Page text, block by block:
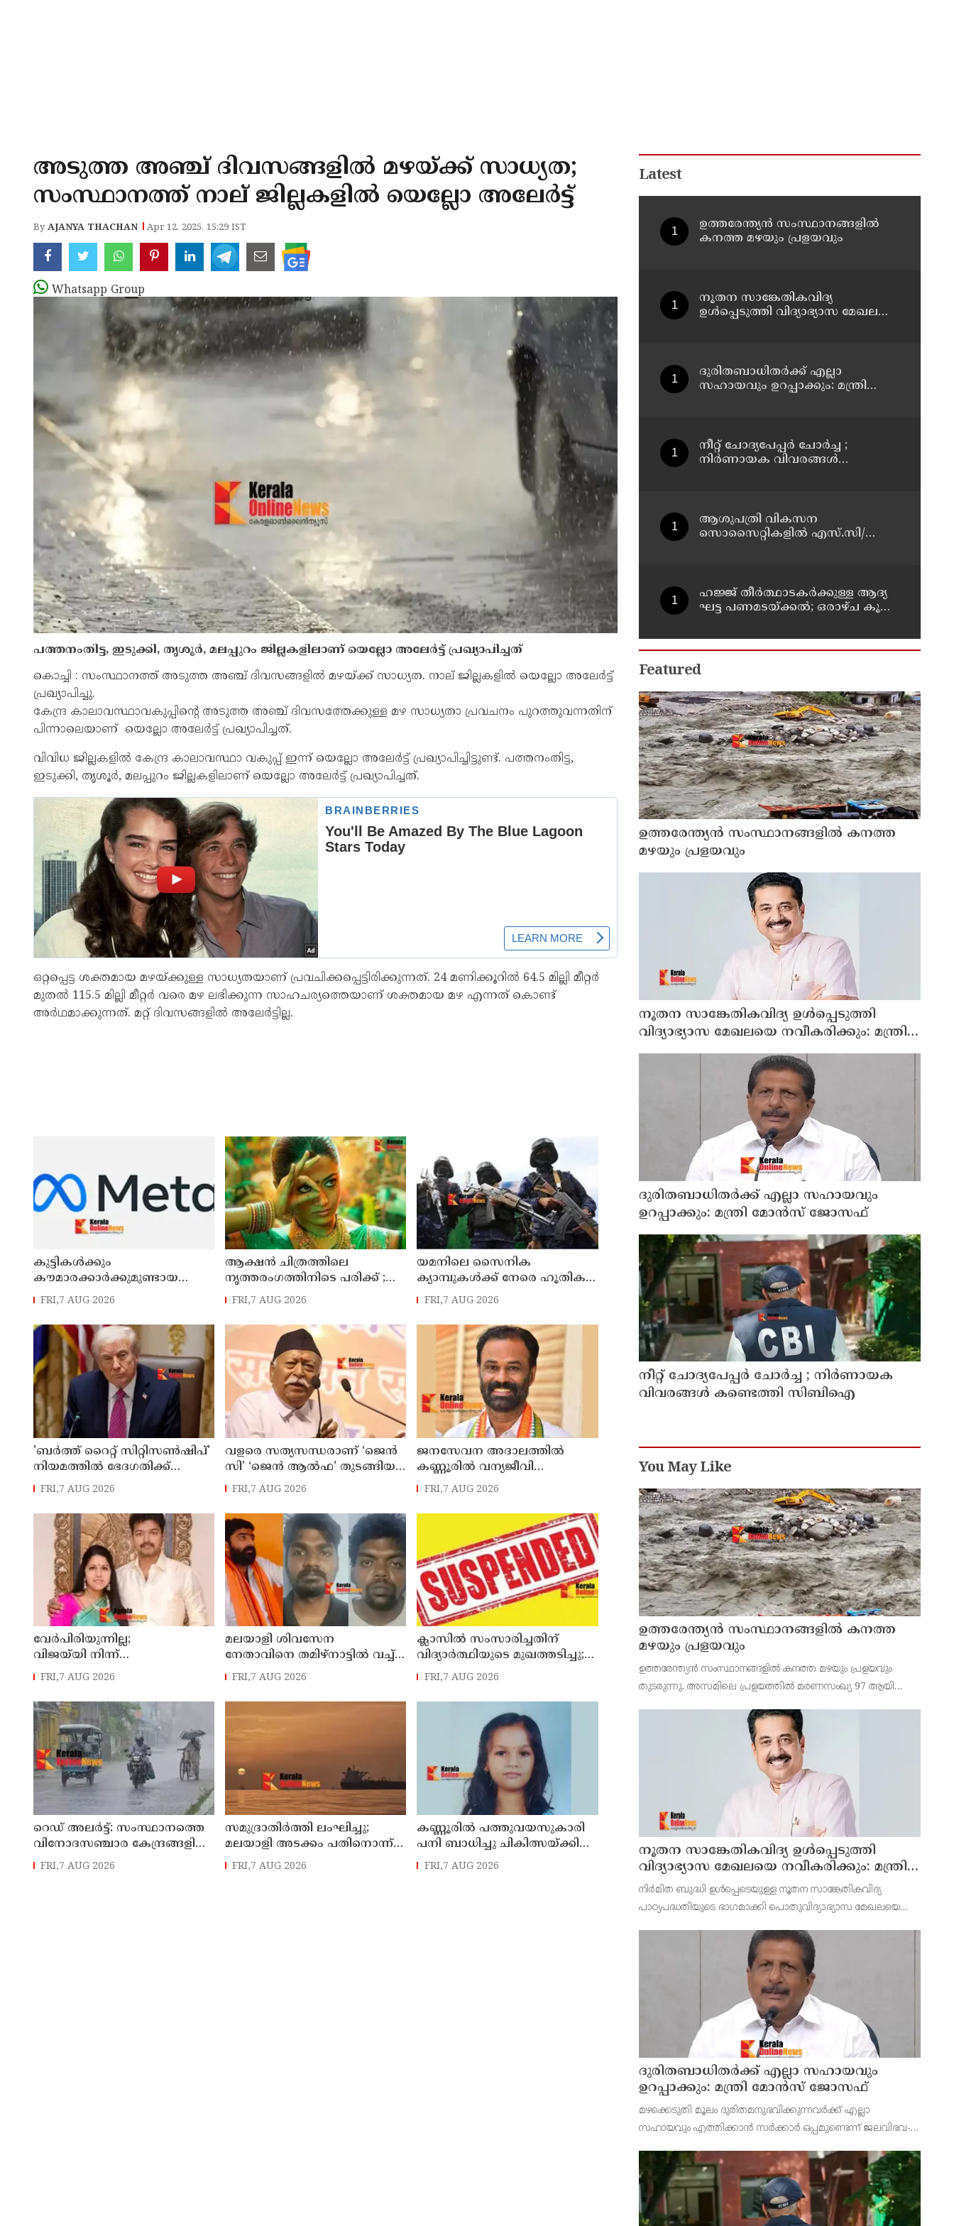
അടുത്ത അഞ്ച് ദിവസങ്ങളിൽ മഴയ്ക്ക് സാധ്യത;
സംസ്ഥാനത്ത് നാല് ജില്ലകളിൽ യെല്ലോ അലേർട്ട്
ByAJANYA THACHAN Apr 12, 2025, 15:29 IST
Whatsapp Group
പത്തനംതിട്ട, ഇടുക്കി, തൃശൂര്‍, മലപ്പുറം ജില്ലകളിലാണ് യെല്ലോ അലേർട്ട് പ്രഖ്യാപിച്ചത്
കൊച്ചി : സംസ്ഥാനത്ത് അടുത്ത അഞ്ച് ദിവസങ്ങളിൽ മഴയ്ക്ക് സാധ്യത. നാല് ജില്ലകളിൽ യെല്ലോ അലേർട്ട്
പ്രഖ്യാപിച്ചു.
കേന്ദ്ര കാലാവസ്ഥാവകുപ്പിന്റെ അടുത്ത അഞ്ച് ദിവസത്തേക്കുള്ള മഴ സാധ്യതാ പ്രവചനം പുറത്തുവന്നതിന്
പിന്നാലെയാണ് യെല്ലോ അലേർട്ട് പ്രഖ്യാപിച്ചത്.
വിവിധ ജില്ലകളില്‍ കേന്ദ്ര കാലാവസ്ഥാ വകുപ്പ് ഇന്ന് യെല്ലോ അലേര്‍ട്ട് പ്രഖ്യാപിച്ചിട്ടുണ്ട്. പത്തനംതിട്ട,
ഇടുക്കി, തൃശൂര്‍, മലപ്പുറം ജില്ലകളിലാണ് യെല്ലോ അലേർട്ട് പ്രഖ്യാപിച്ചത്.
ഒറ്റപ്പെട്ട ശക്തമായ മഴയ്ക്കുള്ള സാധ്യതയാണ് പ്രവചിക്കപ്പെട്ടിരിക്കുന്നത്. 24 മണിക്കൂറില്‍ 64.5 മില്ലി മീറ്റര്‍
മുതല്‍ 115.5 മില്ലി മീറ്റര്‍ വരെ മഴ ലഭിക്കുന്ന സാഹചര്യത്തെയാണ് ശക്തമായ മഴ എന്നത് കൊണ്ട്
അര്‍ഥമാക്കുന്നത്. മറ്റ് ദിവസങ്ങളിൽ അലേർട്ടില്ല.
കുട്ടികൾക്കും
കൗമാരക്കാർക്കുമുണ്ടായ
ദോഷങ്ങൾ
മെറ്റയോട് 567 മില്യൺ ഡോളർ
നഷ്ടപരിഹാരം നൽകാൻ
കോടതി
FRI,7 AUG 2026
ആക്ഷൻ ചിത്രത്തിലെ
നൃത്തരംഗത്തിനിടെ പരിക്ക് ;
വിശ്രമജീവിതത്തിലെ
രശ്മിക മന്ദാന
FRI,7 AUG 2026
യമനിലെ സൈനിക
ക്യാമ്പുകൾക്ക് നേരെ ഹൂതികൾ
നടത്തിയ
സൈനികർ കൊല്ലപ്പെട്ടു
FRI,7 AUG 2026
'ബർത്ത് റൈറ്റ് സിറ്റിസൺഷിപ്'
നിയമത്തിൽ ഭേദഗതിക്ക്
ഒരുങ്ങി യു.എസ്
FRI,7 AUG 2026
വളരെ സത്യസന്ധരാണ് ‘ജെൻ
സി’ ‘ജെൻ ആൽഫ’ തുടങ്ങിയ
യുവതലമുറ ; മോഹൻ ഭാഗവത്
FRI,7 AUG 2026
ജനസേവന അദാലത്തിൽ
കണ്ണൂരിൽ വന്യജീവി
ആക്രമണത്തിന് ഇരയായ 30
പേർക്ക് സഹായധനം
അനുവദിച്ചു
FRI,7 AUG 2026
വേർപിരിയുന്നില്ല;
വിജയ്‍യി നിന്ന്
വിവാഹമോചനം വേണ്ടെന്ന്
FRI,7 AUG 2026
മലയാളി ശിവസേന
നേതാവിനെ തമിഴ്നാട്ടിൽ വച്ച്
കൊലപ്പെടുത്തിയ സംഭവം ;
FRI,7 AUG 2026
ക്ലാസിൽ സംസാരിച്ചതിന്
വിദ്യാര്‍ത്ഥിയുടെ മുഖത്തടിച്ചു;
അധ്യാപകന് സസ്പെൻഷൻ
FRI,7 AUG 2026
റെഡ് അലർട്ട്: സംസ്ഥാനത്തെ
വിനോദസഞ്ചാര കേന്ദ്രങ്ങളിൽ
നിയന്ത്രണം
FRI,7 AUG 2026
സമുദ്രാതിർത്തി ലംഘിച്ചു;
മലയാളി അടക്കം പതിനൊന്ന്
മത്സ്യതൊഴിലാളികളെ
കസ്റ്റഡിയിലെടുത്ത് ശ്രീലങ്കൻ
FRI,7 AUG 2026
കണ്ണൂരിൽ പത്തുവയസുകാരി
പനി ബാധിച്ചു ചികിത്സയ്ക്കിടെ
മരിച്ചു
FRI,7 AUG 2026
Latest
ഉത്തരേന്ത്യൻ സംസ്ഥാനങ്ങളിൽ
കനത്ത മഴയും പ്രളയവും
നൂതന സാങ്കേതികവിദ്യ
ഉള്‍പ്പെടുത്തി വിദ്യാഭ്യാസ മേഖലയെ
ദുരിതബാധിതർക്ക് എല്ലാ
സഹായവും ഉറപ്പാക്കും: മന്ത്രി
നീറ്റ് ചോദ്യപേപ്പർ ചോർച്ച ;
നിർണായക വിവരങ്ങൾ
ആശുപത്രി വികസന
സൊസൈറ്റികളിൽ എസ്.സി/
ഹജ്ജ് തീർത്ഥാടകർക്കുള്ള ആദ്യ
ഘട്ട പണമടയ്ക്കൽ; ഒരാഴ്ച കൂടി
എൻ. ഷംസുദ്ദീൻ
Featured
ഉത്തരേന്ത്യൻ സംസ്ഥാനങ്ങളിൽ കനത്ത
മഴയും പ്രളയവും
നൂതന സാങ്കേതികവിദ്യ ഉള്‍പ്പെടുത്തി
വിദ്യാഭ്യാസ മേഖലയെ നവീകരിക്കും: മന്ത്രി
എന്‍ ഷംസുദ്ദീന്‍
ദുരിതബാധിതർക്ക് എല്ലാ സഹായവും
ഉറപ്പാക്കും: മന്ത്രി മോൻസ് ജോസഫ്
നീറ്റ് ചോദ്യപേപ്പർ ചോർച്ച ; നിർണായക
വിവരങ്ങൾ കണ്ടെത്തി സിബിഐ
You May Like
ഉത്തരേന്ത്യൻ സംസ്ഥാനങ്ങളിൽ കനത്ത
മഴയും പ്രളയവും
ഉത്തരേന്ത്യൻ സംസ്ഥാനങ്ങളിൽ കനത്ത മഴയും പ്രളയവും
തുടരുന്നു. അസമിലെ പ്രളയത്തിൽ മരണസംഖ്യ 97 ആയി
പത്തുലക്ഷത്തിലധികം ആളുകളാണ് ദുരിതാശ്വാസ
ക്യാമ്പുകളിൽ കഴിയുന്നത്. ഉത്തരാഖണ്
നൂതന സാങ്കേതികവിദ്യ ഉള്‍പ്പെടുത്തി
വിദ്യാഭ്യാസ മേഖലയെ നവീകരിക്കും: മന്ത്രി
എന്‍ ഷംസുദ്ദീന്‍
നിര്‍മിത ബുദ്ധി ഉള്‍പ്പെടെയുള്ള നൂതന സാങ്കേതികവിദ്യ
പാഠ്യപദ്ധതിയുടെ ഭാഗമാക്കി പൊതുവിദ്യാഭ്യാസ മേഖലയെ
ന്യൂനപക്ഷ ക്ഷേമവകുപ്പ് മന്ത്രി എന്‍ ഷംസുദ്ദീന്‍.
ദുരിതബാധിതർക്ക് എല്ലാ സഹായവും
ഉറപ്പാക്കും: മന്ത്രി മോൻസ് ജോസഫ്
മഴക്കെടുതി മൂലം ദുരിതമനുഭവിക്കുന്നവർക്ക് എല്ലാ
സഹായവും എത്തിക്കാൻ സർക്കാർ ഒപ്പമുണ്ടെന്ന് ജലവിഭവ-
പറഞ്ഞു.